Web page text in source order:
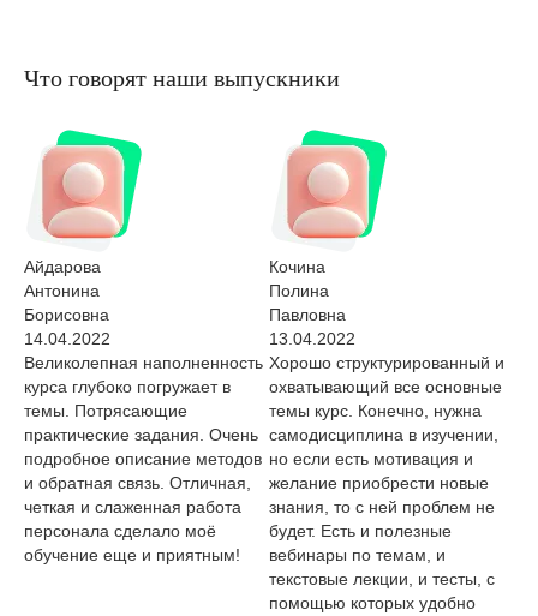
Что говорят наши выпускники
Айдарова
Антонина
Борисовна
14.04.2022
Великолепная наполненность
курса глубоко погружает в
темы. Потрясающие
практические задания. Очень
подробное описание методов
и обратная связь. Отличная,
четкая и слаженная работа
персонала сделало моё
обучение еще и приятным!
Кочина
Полина
Павловна
13.04.2022
Хорошо структурированный и
охватывающий все основные
темы курс. Конечно, нужна
самодисциплина в изучении,
но если есть мотивация и
желание приобрести новые
знания, то с ней проблем не
будет. Есть и полезные
вебинары по темам, и
текстовые лекции, и тесты, с
помощью которых удобно